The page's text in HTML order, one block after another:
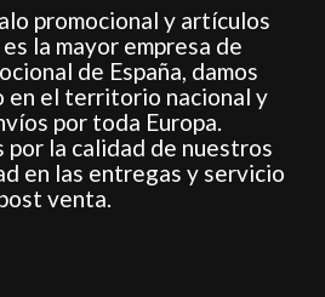
promocional y artículos
la mayor empresa de
de España, damos
en el territorio nacional y
por toda Europa.
por la calidad de nuestros
en las entregas y servicio
venta.